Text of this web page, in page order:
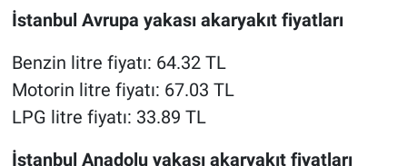
İstanbul Avrupa yakası akaryakıt fiyatları
Benzin litre fiyatı: 64.32 TL
Motorin litre fiyatı: 67.03 TL
LPG litre fiyatı: 33.89 TL
İstanbul Anadolu yakası akaryakıt fiyatları